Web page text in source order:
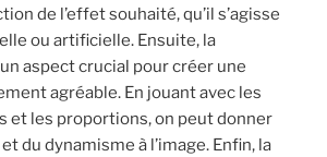
de l’effet souhaité, qu’il s’agisse
ou artificielle. Ensuite, la
aspect crucial pour créer une
agréable. En jouant avec les
et les proportions, on peut donner
du dynamisme à l’image. Enfin, la